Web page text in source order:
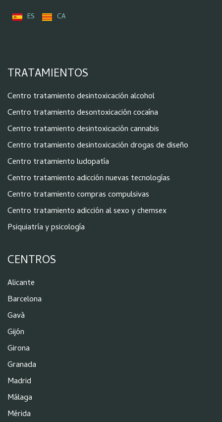
ES CA
TRATAMIENTOS
Centro tratamiento desintoxicación alcohol
Centro tratamiento desontoxicación cocaína
Centro tratamiento desintoxicación cannabis
Centro tratamiento desintoxicación drogas de diseño
Centro tratamiento ludopatía
Centro tratamiento adicción nuevas tecnologías
Centro tratamiento compras compulsivas
Centro tratamiento adicción al sexo y chemsex
Psiquiatría y psicología
CENTROS
Alicante
Barcelona
Gavà
Gijón
Girona
Granada
Madrid
Málaga
Mérida